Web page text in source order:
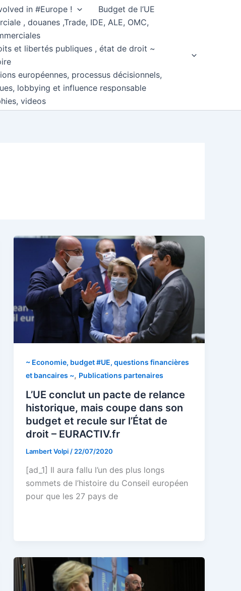
in #Europe !
Budget de l’UE
, douanes ,Trade, IDE, ALE, OMC,
et libertés publiques , état de droit ~
européennes, processus décisionnels,
lobbying et influence responsable
videos
~ Economie, budget #UE, questions financières
et bancaires ~, Publications partenaires
L’UE conclut un pacte de relance
historique, mais coupe dans son
budget et recule sur l’État de
droit – EURACTIV.fr
Lambert Volpi / 22/07/2020
[ad_1] Il aura fallu l’un des plus longs
sommets de l’histoire du Conseil européen
pour que les 27 pays de